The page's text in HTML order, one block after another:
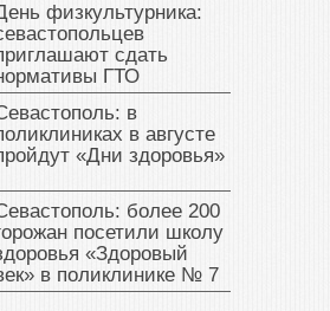
физкультурника:
сдать
ГТО
в
в августе
«Дни здоровья»
более 200
посетили школу
«Здоровый
в поликлинике № 7